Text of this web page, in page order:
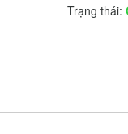
Trạng thái: